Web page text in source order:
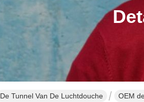
De Tunnel Van De Luchtdouche OEM